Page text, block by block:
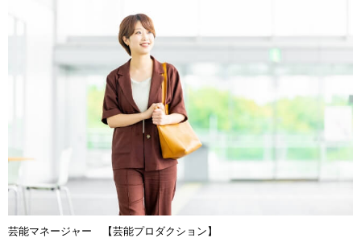
芸能マネージャー 【芸能プロダクション】